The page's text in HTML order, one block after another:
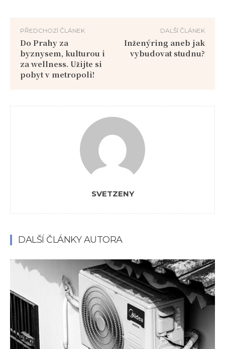
PŘEDCHOZÍ ČLÁNEK
Do Prahy za
byznysem, kulturou i
za wellness. Užijte si
pobyt v metropoli!
DALŠÍ ČLÁNEK
Inženýring aneb jak
vybudovat studnu?
SVETZENY
DALŠÍ ČLÁNKY AUTORA